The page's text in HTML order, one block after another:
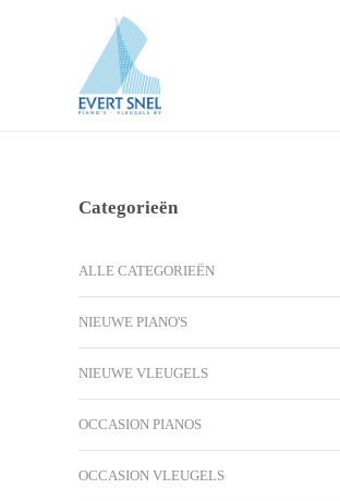
Categorieën
ALLE CATEGORIEËN
NIEUWE PIANO'S
NIEUWE VLEUGELS
OCCASION PIANOS
OCCASION VLEUGELS